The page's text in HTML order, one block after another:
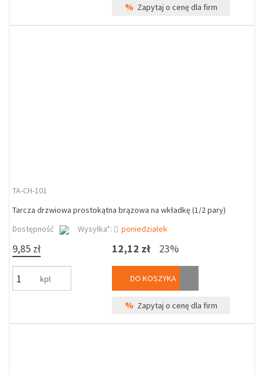
% Zapytaj o cenę dla firm
TA-CH-101
Tarcza drzwiowa prostokątna brązowa na wkładkę (1/2 pary)
Dostępność
Wysyłka*: poniedziałek
9,85 zł
kpl
12,12 zł 23%
DO KOSZYKA
% Zapytaj o cenę dla firm